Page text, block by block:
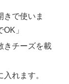
きで使いま
」
きチーズを載
れます。